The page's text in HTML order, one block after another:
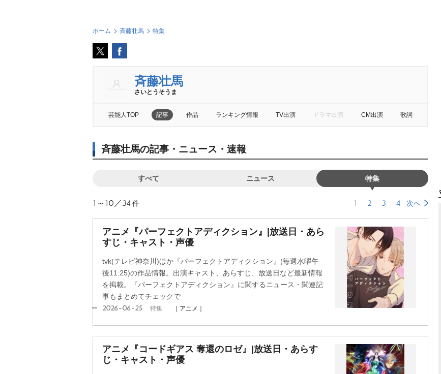
ホーム 斉藤壮馬 特集
斉藤壮馬
さいとうそうま
芸能人TOP 記事 作品 ランキング情報 TV出演 ドラマ出演 CM出演 歌詞
斉藤壮馬の記事・ニュース・速報
すべて ニュース 特集
1～10／34件 1 2 3 4 次へ
アニメ『パーフェクトアディクション』|放送日・あら
すじ・キャスト・声優
tvk(テレビ神奈川)ほか『パーフェクトアディクション』(毎週水曜午
後11:25)の作品情報。出演キャスト、あらすじ、放送日など最新情報
を掲載。『パーフェクトアディクション』に関するニュース・関連記
事もまとめてチェックで
2026-06-25 特集 ｜アニメ｜
アニメ『コードギアス 奪還のロゼ』|放送日・あらす
じ・キャスト・声優